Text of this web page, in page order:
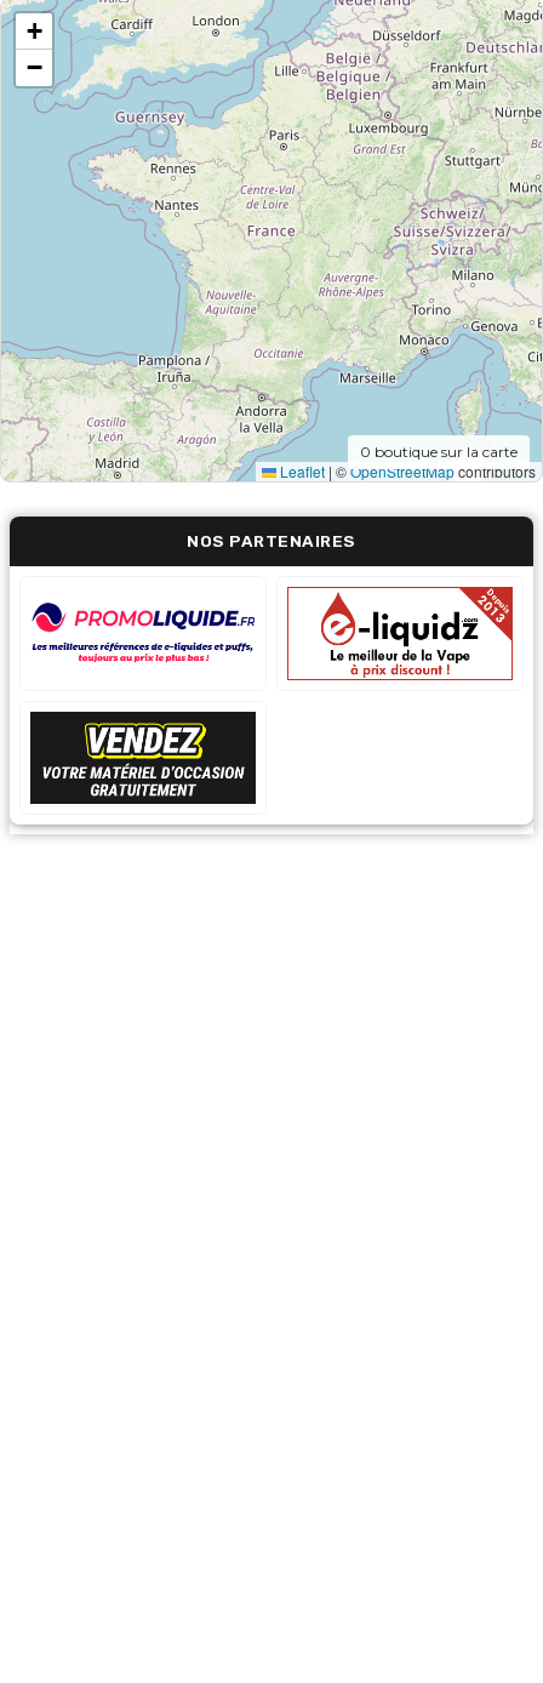
+
−
Leaflet | ©OpenStreetMapcontributors
0 boutique sur la carte
NOS PARTENAIRES